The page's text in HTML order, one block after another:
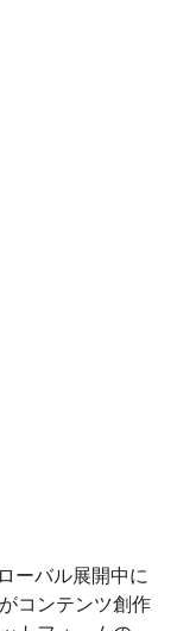
ーバル展開中に
コンテンツ創作